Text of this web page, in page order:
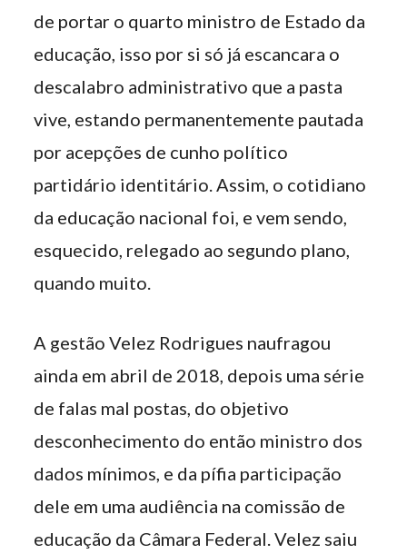
de portar o quarto ministro de Estado da
educação, isso por si só já escancara o
descalabro administrativo que a pasta
vive, estando permanentemente pautada
por acepções de cunho político
partidário identitário. Assim, o cotidiano
da educação nacional foi, e vem sendo,
esquecido, relegado ao segundo plano,
quando muito.
A gestão Velez Rodrigues naufragou
ainda em abril de 2018, depois uma série
de falas mal postas, do objetivo
desconhecimento do então ministro dos
dados mínimos, e da pífia participação
dele em uma audiência na comissão de
educação da Câmara Federal. Velez saiu